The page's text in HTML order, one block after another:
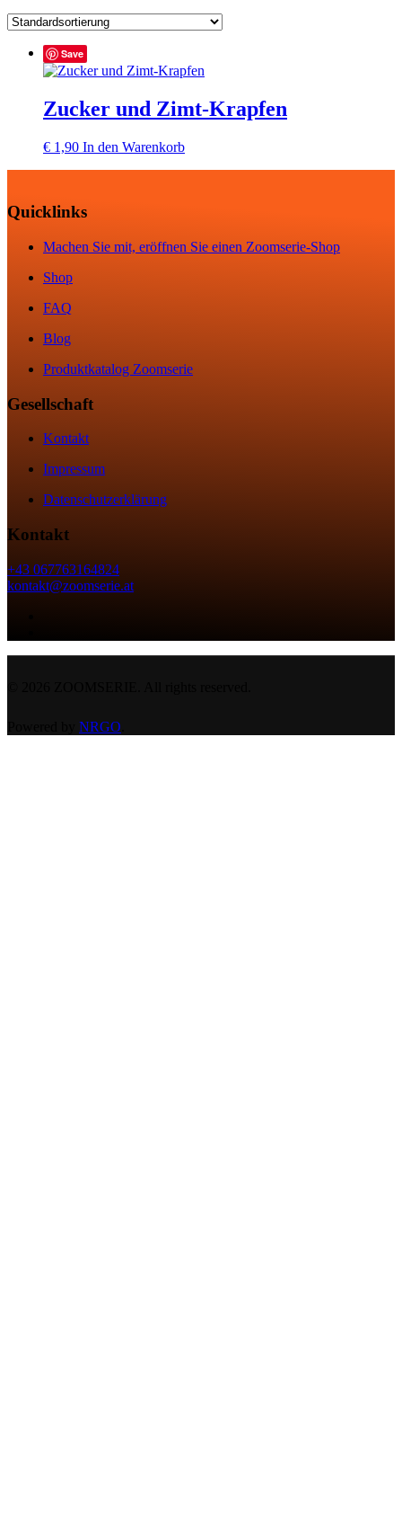
Save
Zucker und Zimt-Krapfen
€ 1,90 In den Warenkorb
Quicklinks
Machen Sie mit, eröffnen Sie einen Zoomserie-Shop
Shop
FAQ
Blog
Produktkatalog Zoomserie
Gesellschaft
Kontakt
Impressum
Datenschutzerklärung
Kontakt
+43 067763164824
kontakt@zoomserie.at
NRGO